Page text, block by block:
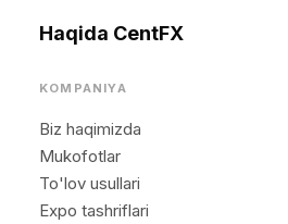
Haqida CentFX
KOMPANIYA
Biz haqimizda
Mukofotlar
To'lov usullari
Expo tashriflari